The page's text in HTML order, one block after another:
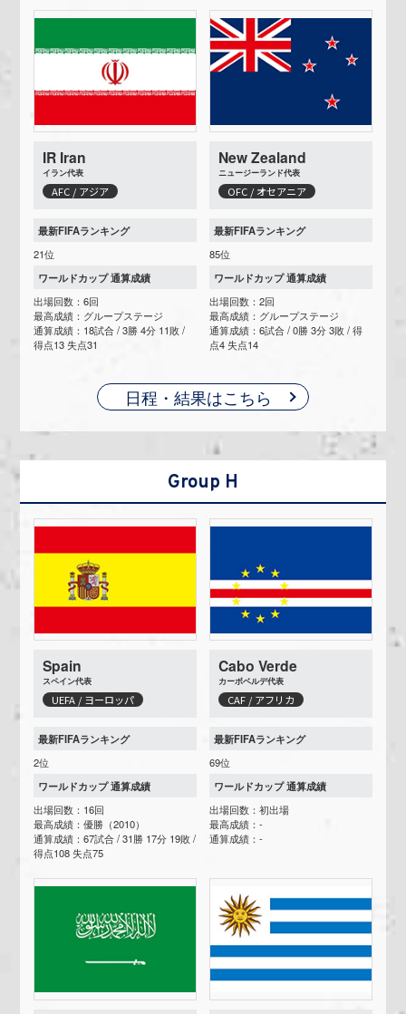
IR Iran
イラン代表
AFC / アジア
最新FIFAランキング
21位
ワールドカップ 通算成績
出場回数：6回
最高成績：グループステージ
通算成績：18試合 / 3勝 4分 11敗 /
得点13 失点31
New Zealand
ニュージーランド代表
OFC / オセアニア
最新FIFAランキング
85位
ワールドカップ 通算成績
出場回数：2回
最高成績：グループステージ
通算成績：6試合 / 0勝 3分 3敗 / 得
点4 失点14
日程・結果はこちら
Group H
Spain
スペイン代表
UEFA / ヨーロッパ
最新FIFAランキング
2位
ワールドカップ 通算成績
出場回数：16回
最高成績：優勝（2010）
通算成績：67試合 / 31勝 17分 19敗 /
得点108 失点75
Cabo Verde
カーボベルデ代表
CAF / アフリカ
最新FIFAランキング
69位
ワールドカップ 通算成績
出場回数：初出場
最高成績：-
通算成績：-